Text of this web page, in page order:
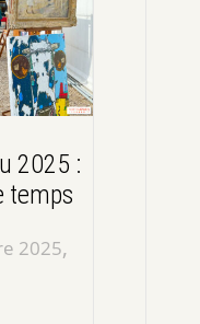
2025 :
temps
2025,